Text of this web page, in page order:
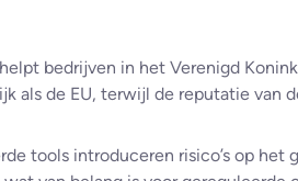
bedrijven in het Verenigd
als de EU, terwijl de reputatie van
tools introduceren risico’s op